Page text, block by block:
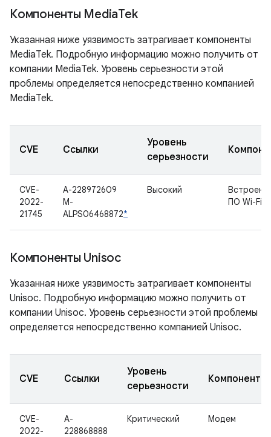
Компоненты MediaTek
Указанная ниже уязвимость затрагивает компоненты
MediaTek. Подробную информацию можно получить от
компании MediaTek. Уровень серьезности этой
проблемы определяется непосредственно компанией
MediaTek.
CVE Ссылки
Уровень
серьезности
CVE-
2022-
21745
A-228972609
M-
ALPS06468872*
Высокий
ПО Wi-Fi
Компоненты Unisoc
Указанная ниже уязвимость затрагивает компоненты
Unisoc. Подробную информацию можно получить от
компании Unisoc. Уровень серьезности этой проблемы
определяется непосредственно компанией Unisoc.
CVE Ссылки
Уровень
серьезности
Компонент
CVE-
2022-
A-
228868888
Критический Модем